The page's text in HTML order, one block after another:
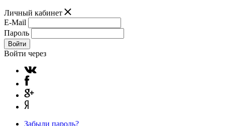
Личный кабинет
E-Mail
Пароль
Войти
Войти через
Забыли пароль?